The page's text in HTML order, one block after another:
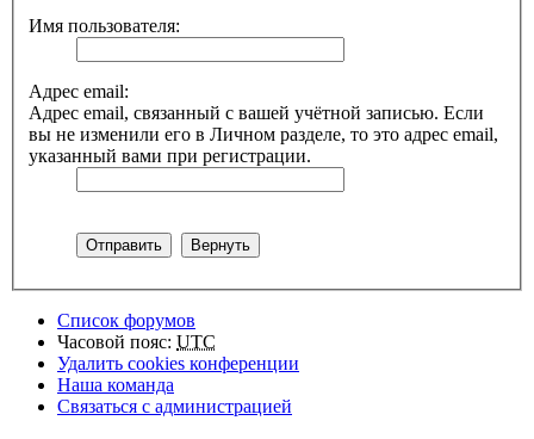
Имя пользователя:
Адрес email:
Адрес email, связанный с вашей учётной записью. Если
вы не изменили его в Личном разделе, то это адрес email,
указанный вами при регистрации.
Список форумов
Часовой пояс: UTC
Удалить cookies конференции
Наша команда
Связаться с администрацией